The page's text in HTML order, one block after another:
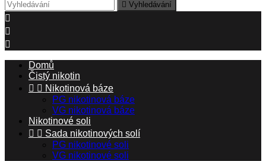
 Vyhledávání



Domů
Čistý nikotin
  Nikotinová báze
PG nikotinová báze
VG nikotinová báze
Nikotinové soli
  Sada nikotinových solí
PG nikotinové soli
VG nikotinové soli